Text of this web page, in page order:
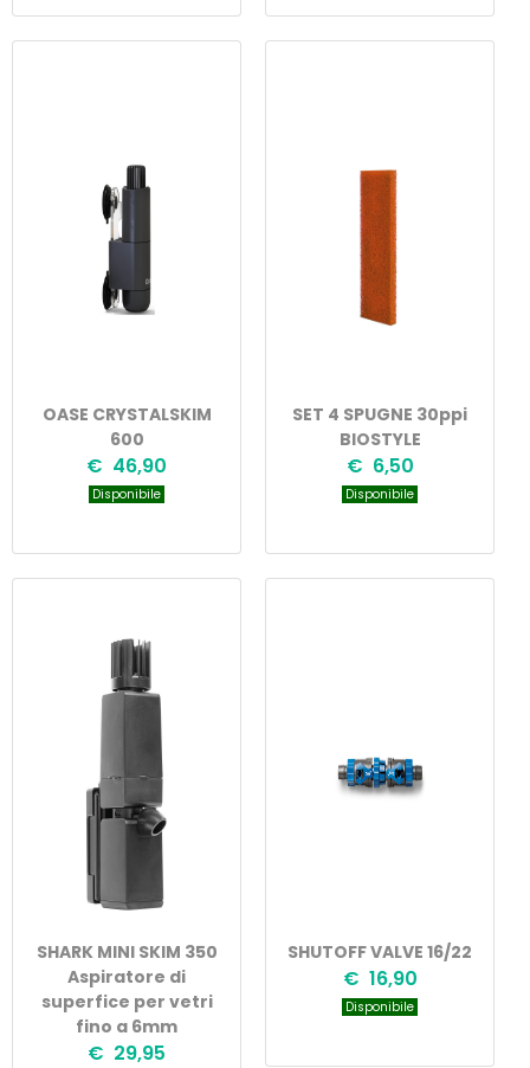
OASE CRYSTALSKIM
600
€ 46,90
Disponibile
SET 4 SPUGNE 30ppi
BIOSTYLE
€ 6,50
Disponibile
SHARK MINI SKIM 350
Aspiratore di
superfice per vetri
fino a 6mm
€ 29,95
SHUTOFF VALVE 16/22
€ 16,90
Disponibile